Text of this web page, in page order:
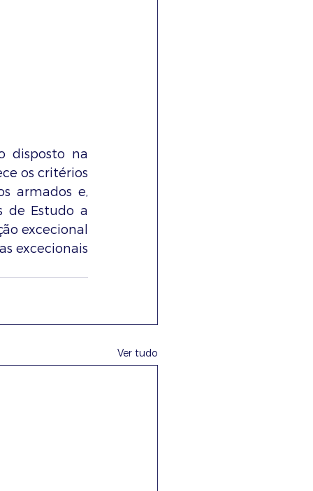
disposto na
os critérios
armados e,
de Estudo a
excecional
excecionais
Ver tudo